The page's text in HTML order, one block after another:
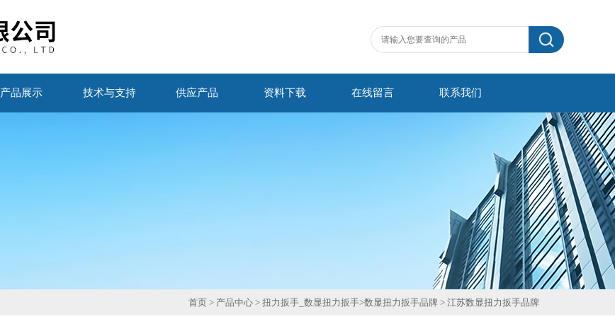
产品展示 技术与支持 供应产品 资料下载 在线留言 联系我们
首页 > 产品中心 > 扭力扳手_数显扭力扳手>数显扭力扳手品牌 > 江苏数显扭力扳手品牌